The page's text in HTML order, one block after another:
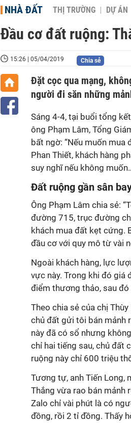
NHÀ ĐẤT THỊ TRƯỜNG DỰ ÁN
Đầu cơ đất ruộng:
15:26 | 05/04/2019 Chia sẻ
Đặt cọc qua mạng,
người đi săn những
Sáng 4-4, tại buổi tổng
ông Phạm Lâm, Tổng
bất ngờ: “Nếu muốn mua
Phan Thiết, khách hàng
suy nghĩ nếu không
Đất ruộng gần sân
Ông Phạm Lâm chia sẻ:
đường 715, trục đường
khách mua đất kẹt cứng.
đầu cơ với quy mô từ vài
Ngoài khách hàng, lực
vực này. Trong khi đó giá
điểm thương thảo, sau
Theo chia sẻ của chị
chủ đất gửi tôi bán mảnh
này đã có sổ nhưng
chỉ hai tiếng sau, chủ đất
ruộng này chỉ 600 triệu
Tương tự, anh Tiến Long,
Thắng vừa rao bán mảnh
Zalo chỉ vài phút là có
đồng, rồi 2 tỉ đồng. Thấy